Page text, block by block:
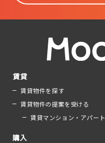
賃貸
賃貸物件を探す
賃貸物件の提案を受ける
賃貸マンション・アパート
購入